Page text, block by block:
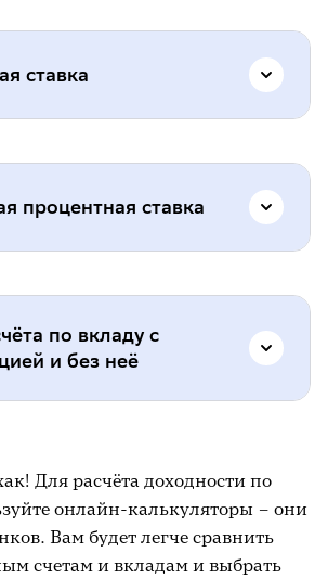
ставка
– это ставка, которая
множителем при
вычисляются на основе
вклада и фиксированной
период.
либо переводятся
либо остаются на основном
процентная ставка
ставка – это
Она выше в среднем
чем номинальная ставка. В
ставки лежит сложный
процентов: начисление
по вкладу с
и без неё
через год вы
000 ₽ (простой процент).
капитализацией через
Для расчёта доходности по
онлайн-калькуляторы – они
Вам будет легче сравнить
счетам и вкладам и выбрать